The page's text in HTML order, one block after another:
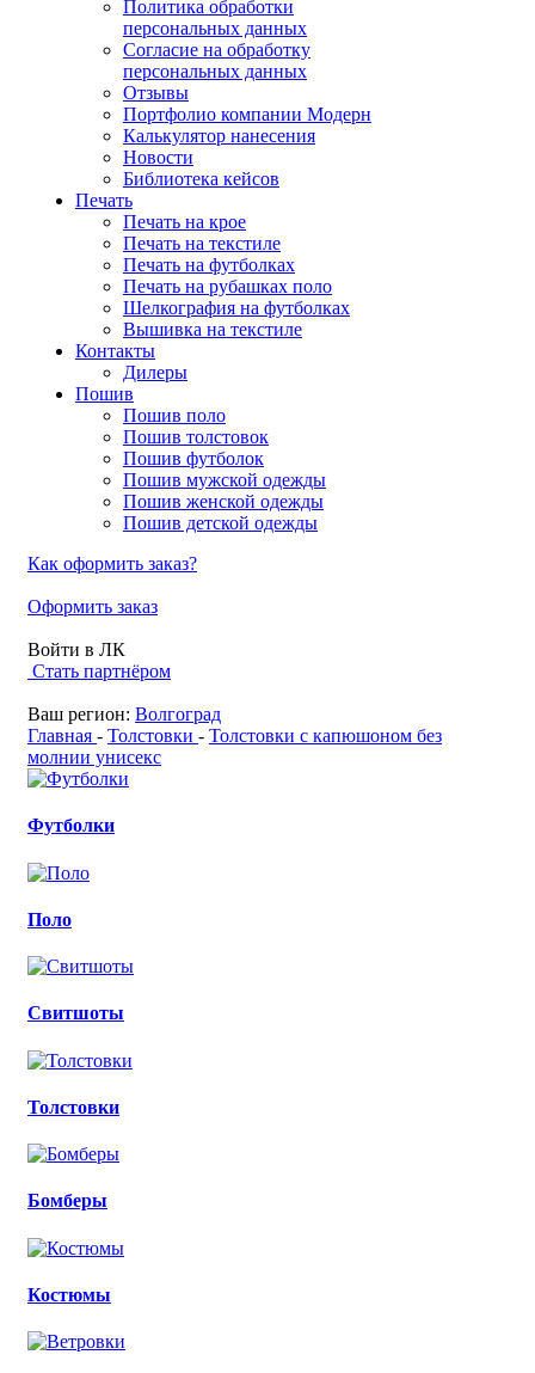
Политика обработки
персональных данных
Согласие на обработку
персональных данных
Отзывы
Портфолио компании Модерн
Калькулятор нанесения
Новости
Библиотека кейсов
Печать
Печать на крое
Печать на текстиле
Печать на футболках
Печать на рубашках поло
Шелкография на футболках
Вышивка на текстиле
Контакты
Дилеры
Пошив
Пошив поло
Пошив толстовок
Пошив футболок
Пошив мужской одежды
Пошив женской одежды
Пошив детской одежды
Как оформить заказ?
Оформить заказ
Войти в ЛК
Стать партнёром
Ваш регион: Волгоград
Главная - Толстовки - Толстовки с капюшоном без
молнии унисекс
Футболки
Поло
Свитшоты
Толстовки
Бомберы
Костюмы